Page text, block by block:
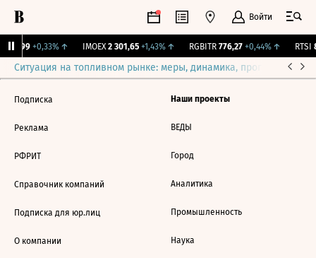
Войти
11,99 +0,33%↑ IMOEX 2 301,65 +1,43%↑ RGBITR 776,27 +0,44%↑ RTSI
Ситуация на топливном рынке: меры, динамика, прогнозы
Подписка
Реклама
РФРИТ
Справочник компаний
Подписка для юр.лиц
О компании
Наши проекты
ВЕДЫ
Город
Аналитика
Промышленность
Наука